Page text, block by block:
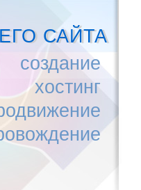
САЙТА
создание
хостинг